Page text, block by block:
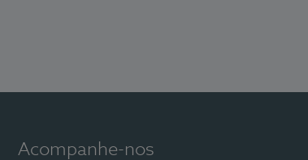
Acompanhe-nos